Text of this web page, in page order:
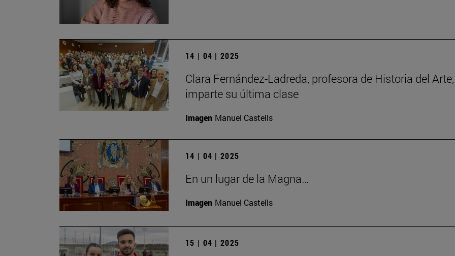
14 | 04 | 2025
Clara Fernández-Ladreda, profesora de Historia del Arte,
imparte su última clase
Imagen Manuel Castells
14 | 04 | 2025
En un lugar de la Magna…
Imagen Manuel Castells
15 | 04 | 2025